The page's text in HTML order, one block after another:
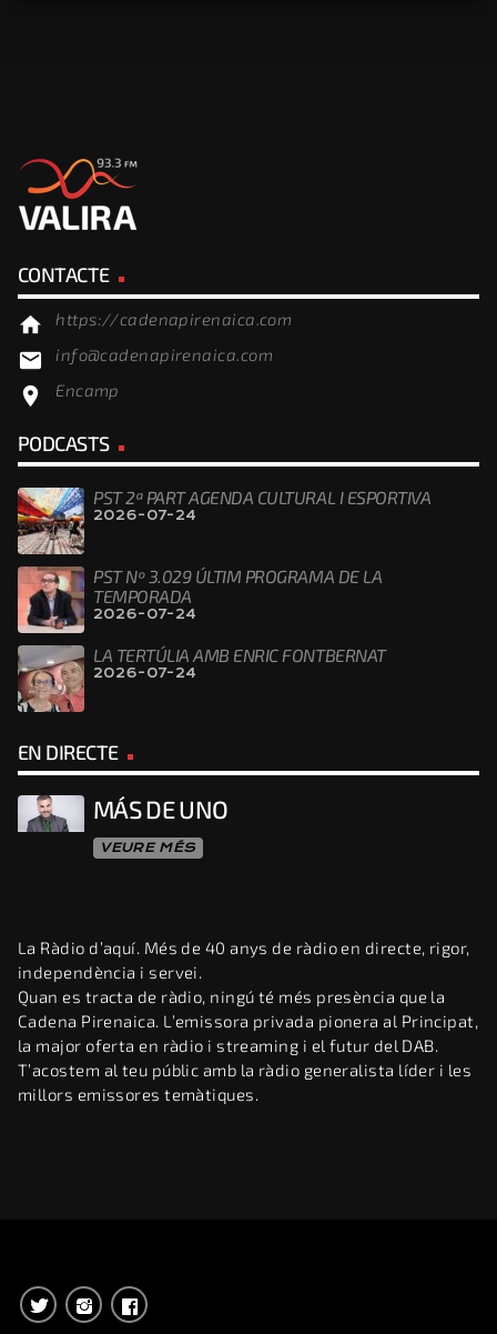
CONTACTE
home https://cadenapirenaica.com
email info@cadenapirenaica.com
location_on Encamp
PODCASTS
PST 2ª PART AGENDA CULTURAL I ESPORTIVA
2026-07-24
PST Nº 3.029 ÚLTIM PROGRAMA DE LA
TEMPORADA
2026-07-24
LA TERTÚLIA AMB ENRIC FONTBERNAT
2026-07-24
EN DIRECTE
MÁS DE UNO
VEURE MÉS
La Ràdio d’aquí. Més de 40 anys de ràdio en directe, rigor,
independència i servei.
Quan es tracta de ràdio, ningú té més presència que la
Cadena Pirenaica. L’emissora privada pionera al Principat,
la major oferta en ràdio i streaming i el futur del DAB.
T’acostem al teu públic amb la ràdio generalista líder i les
millors emissores temàtiques.